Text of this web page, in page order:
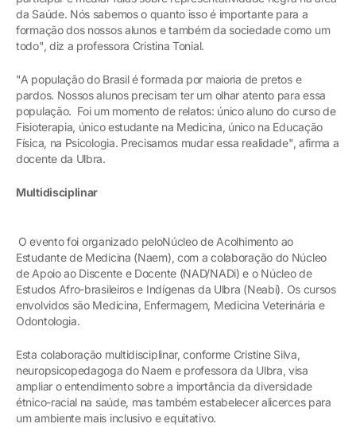
da Saúde. Nós sabemos o quanto isso é importante para a
formação dos nossos alunos e também da sociedade como um
todo", diz a professora Cristina Tonial.
"A população do Brasil é formada por maioria de pretos e
pardos. Nossos alunos precisam ter um olhar atento para essa
população. Foi um momento de relatos: único aluno do curso de
Fisioterapia, único estudante na Medicina, único na Educação
Física, na Psicologia. Precisamos mudar essa realidade", afirma a
docente da Ulbra.
Multidisciplinar
O evento foi organizado peloNúcleo de Acolhimento ao
Estudante de Medicina (Naem), com a colaboração do Núcleo
de Apoio ao Discente e Docente (NAD/NADi) e o Núcleo de
Estudos Afro-brasileiros e Indígenas da Ulbra (Neabi). Os cursos
envolvidos são Medicina, Enfermagem, Medicina Veterinária e
Odontologia.
Esta colaboração multidisciplinar, conforme Cristine Silva,
neuropsicopedagoga do Naem e professora da Ulbra, visa
ampliar o entendimento sobre a importância da diversidade
étnico-racial na saúde, mas também estabelecer alicerces para
um ambiente mais inclusivo e equitativo.